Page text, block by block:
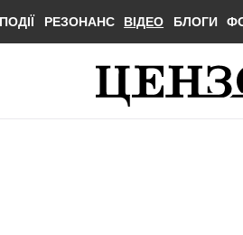
ПОДІЇ РЕЗОНАНС ВІДЕО БЛОГИ